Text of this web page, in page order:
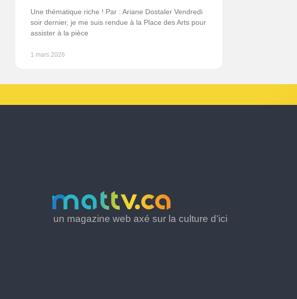
Une thématique riche ! Par : Ariane Dostaler Vendredi
soir dernier, je me suis rendue à la Place des Arts pour
assister à la pièce
1 mars 2026
un magazine web axé sur la culture d’ici